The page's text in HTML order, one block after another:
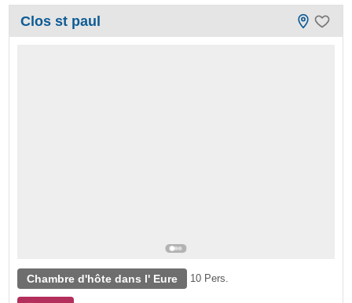
Clos st paul
Chambre d'hôte dans l' Eure 10 Pers.